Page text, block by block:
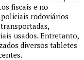
fiscais e no
rodoviários
usados. Entretanto,
diversos tabletes